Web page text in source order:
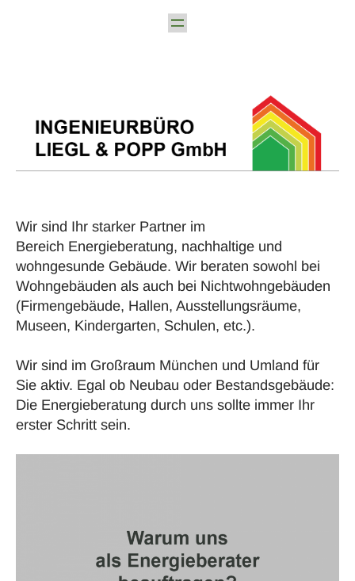
Wir sind Ihr starker Partner im
Bereich Energieberatung, nachhaltige und
wohngesunde Gebäude. Wir beraten sowohl bei
Wohngebäuden als auch bei Nichtwohngebäuden
(Firmengebäude, Hallen, Ausstellungsräume,
Museen, Kindergarten, Schulen, etc.).
Wir sind im Großraum München und Umland für
Sie aktiv. Egal ob Neubau oder Bestandsgebäude:
Die Energieberatung durch uns sollte immer Ihr
erster Schritt sein.